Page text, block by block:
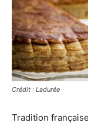
Crédit : Ladurée
Tradition